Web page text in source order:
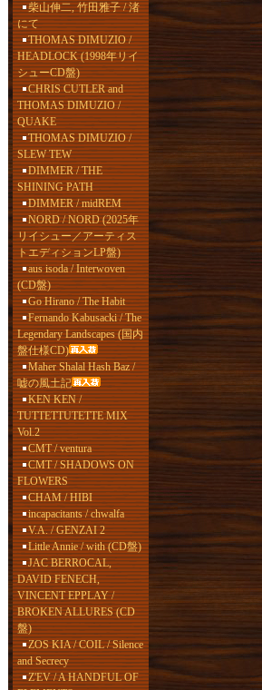
柴山伸二, 竹田雅子 / 渚
にて
THOMAS DIMUZIO /
HEADLOCK (1998年リイ
シューCD盤)
CHRIS CUTLER and
THOMAS DIMUZIO /
QUAKE
THOMAS DIMUZIO /
SLEW TEW
DIMMER / THE
SHINING PATH
DIMMER / midREM
NORD / NORD (2025年
リイシュー／アーティス
トエディションLP盤)
aus isoda / Interwoven
(CD盤)
Go Hirano / The Habit
Fernando Kabusacki / The
Legendary Landscapes (国内
盤仕様CD)
Maher Shalal Hash Baz /
嘘の風土記
KEN KEN /
TUTTETTUTETTE MIX
Vol.2
CMT / ventura
CMT / SHADOWS ON
FLOWERS
CHAM / HIBI
incapacitants / chwalfa
V.A. / GENZAI 2
Little Annie / with (CD盤)
JAC BERROCAL,
DAVID FENECH,
VINCENT EPPLAY /
BROKEN ALLURES (CD
盤)
ZOS KIA / COIL / Silence
and Secrecy
Z'EV / A HANDFUL OF